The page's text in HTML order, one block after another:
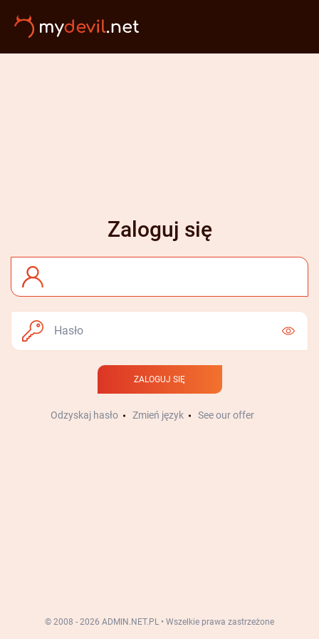
Zaloguj się
ZALOGUJ SIĘ
Odzyskaj hasło Zmień język See our offer
© 2008 - 2026 ADMIN.NET.PL • Wszelkie prawa zastrzeżone